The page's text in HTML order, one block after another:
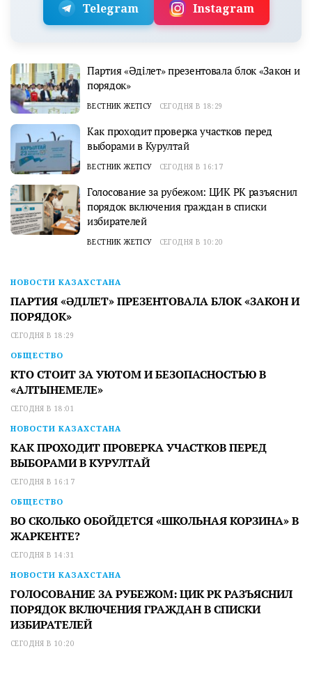
Telegram Instagram
Партия «Әділет» презентовала блок «Закон и
порядок»
ВЕСТНИК ЖЕТІСУ СЕГОДНЯ В 18:29
Как проходит проверка участков перед
выборами в Курултай
ВЕСТНИК ЖЕТІСУ СЕГОДНЯ В 16:17
Голосование за рубежом: ЦИК РК разъяснил
порядок включения граждан в списки
избирателей
ВЕСТНИК ЖЕТІСУ СЕГОДНЯ В 10:20
НОВОСТИ КАЗАХСТАНА
ПАРТИЯ «ӘДІЛЕТ» ПРЕЗЕНТОВАЛА БЛОК «ЗАКОН И
ПОРЯДОК»
СЕГОДНЯ В 18:29
ОБЩЕСТВО
КТО СТОИТ ЗА УЮТОМ И БЕЗОПАСНОСТЬЮ В
«АЛТЫНЕМЕЛЕ»
СЕГОДНЯ В 18:01
НОВОСТИ КАЗАХСТАНА
КАК ПРОХОДИТ ПРОВЕРКА УЧАСТКОВ ПЕРЕД
ВЫБОРАМИ В КУРУЛТАЙ
СЕГОДНЯ В 16:17
ОБЩЕСТВО
ВО СКОЛЬКО ОБОЙДЕТСЯ «ШКОЛЬНАЯ КОРЗИНА» В
ЖАРКЕНТЕ?
СЕГОДНЯ В 14:31
НОВОСТИ КАЗАХСТАНА
ГОЛОСОВАНИЕ ЗА РУБЕЖОМ: ЦИК РК РАЗЪЯСНИЛ
ПОРЯДОК ВКЛЮЧЕНИЯ ГРАЖДАН В СПИСКИ
ИЗБИРАТЕЛЕЙ
СЕГОДНЯ В 10:20